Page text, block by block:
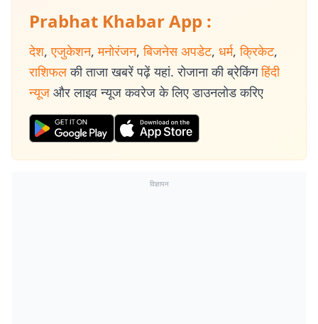
Prabhat Khabar App :
देश, एजुकेशन, मनोरंजन, बिजनेस अपडेट, धर्म, क्रिकेट,
राशिफल की ताजा खबरें पढ़ें यहां. रोजाना की ब्रेकिंग हिंदी
न्यूज और लाइव न्यूज कवरेज के लिए डाउनलोड करिए
विज्ञापन